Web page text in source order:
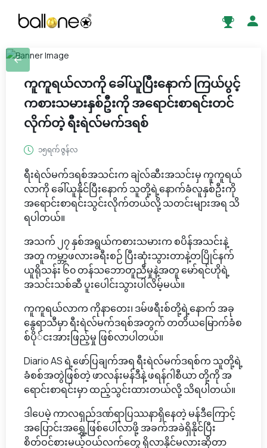
ကူကူရယ်လာကို ခေါ်ယူပြီးနောက် ကြယ်ပွင့်
ကစားသမားနှစ်ဦးကို အရောင်းစာရင်းတင်
လိုက်တဲ့ ရီးရဲလ်မက်ဒရစ်
၁၅ရက် ဇွန်လ
ရီးရဲလ်မက်ဒရစ်အသင်းက ချဲလ်ဆီးအသင်းမှ ကူကူရယ်
လာကို ခေါ်ယူနိုင်ပြီးနောက် သူတို့ရဲ့နောက်ခံလူနှစ်ဦးကို
အရောင်းစာရင်းသွင်းလိုက်တယ်လို့ သတင်းများအရ သိ
ရပါတယ်။
အသက် ၂၇ နှစ်အရွယ်ကစားသမားက စပိန်အသင်းနဲ့
အတူ ကမ္ဘာ့ဖလားခရီးစဉ် ပြီးဆုံးသွားတာနဲ့တပြိုင်နက်
ယူရိုသန်း ၆၀ တန်သဘောတူညီမှုနဲ့အတူ မော်ရင်ဟိုရဲ့
အသင်းသစ်ဆီ ပူးပေါင်းသွားပါလိမ့်မယ်။
ကူကူရယ်လာက ကိုနာတေး၊ ဒမ်ဖရီးစ်တို့ရဲ့နောက် အခု
နွေရာသီမှာ ရီးရဲလ်မက်ဒရစ်အတွက် တတိယမြောက်ခံစ
စ်ပို်ငးအားဖြည့်မှု ဖြစ်လာပါတယ်။
Diario AS ရဲ့ဖော်ပြချက်အရ ရီးရဲလ်မက်ဒရစ်က သူတို့ရဲ့
ခံစစ်အတွဲဖြစ်တဲ့ ဖာလန်းမန်ဒီနဲ့ ဖရန်ဂါစီယာ တို့ကို အ
ရောင်းစာရင်းမှာ ထည့်သွင်းထားတယ်လို့ သိရပါတယ်။
ဒါပေမဲ့ ကာလရှည်ဒဏ်ရာပြဿနာရှိနေတဲ့ မန်ဒီကြောင့်
အပြောင်းအရွှေ့ဖြစ်ပေါ်လာဖို့ အခက်အခဲရှိနိုင်ပြီး
စိတ်ဝင်စားမယ့်ဝယ်လက်တွေ ရှိလာနိုင်မလားဆိုတာ